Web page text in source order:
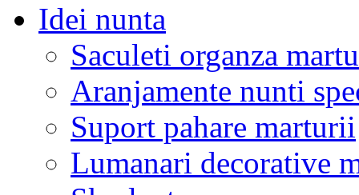
Idei nunta
Saculeti organza
Aranjamente nunti
Suport pahare marturii
Lumanari decorative